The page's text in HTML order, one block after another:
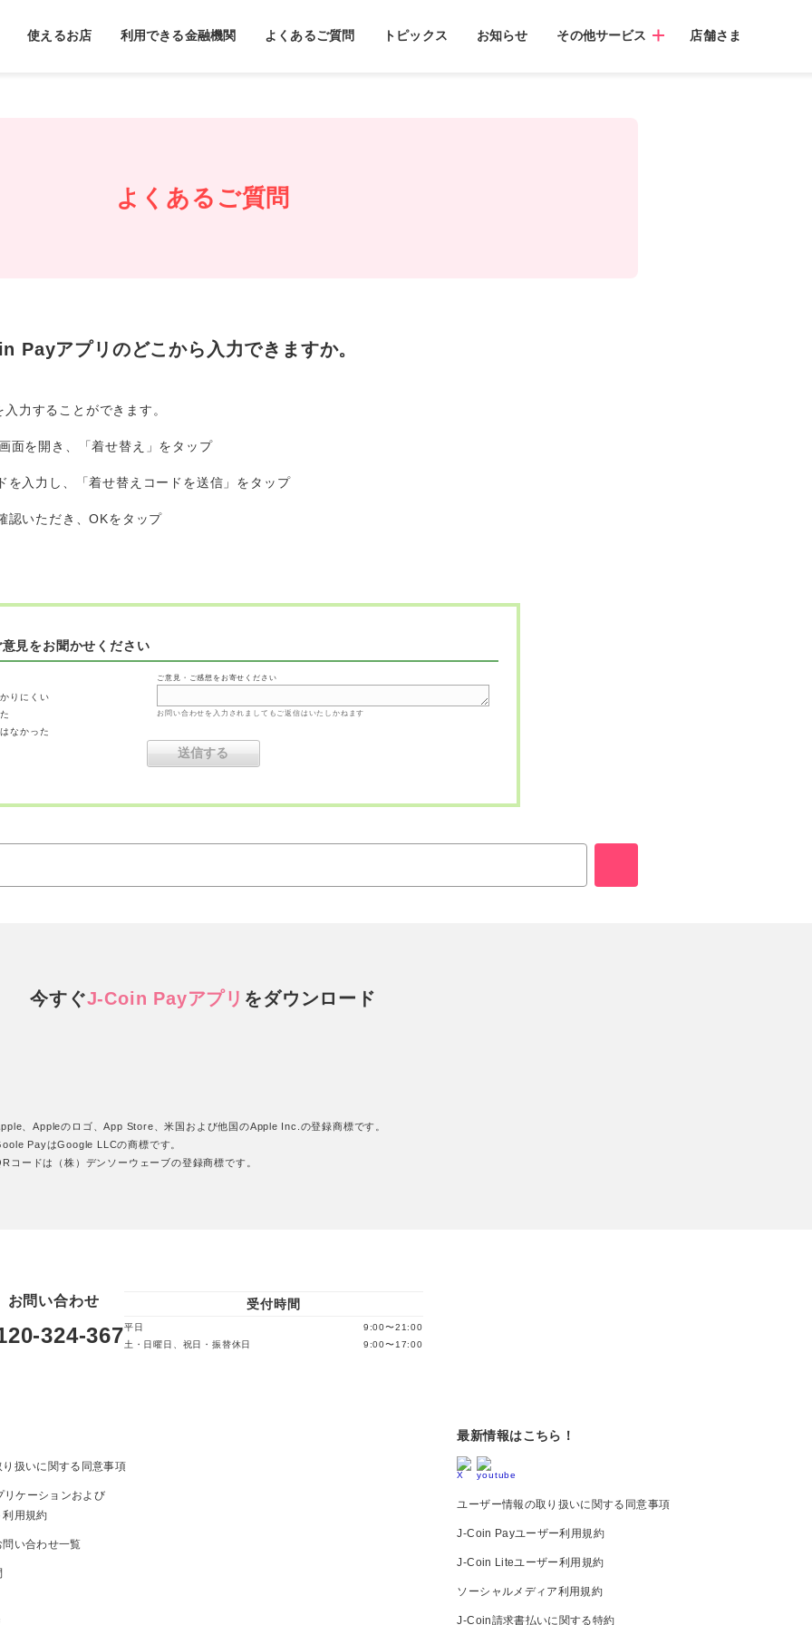
使えるお店 利用できる金融機関 よくあるご質問 トピックス お知らせ その他サービス 店舗さま
よくあるご質問
Payアプリのどこから入力できますか。
力することができます。
面を開き、「着せ替え」をタップ
を入力し、「着せ替えコードを送信」をタップ
認いただき、OKをタップ
見をお聞かせください
りにくい
なかった
ご意見・ご感想をお寄せください
お問い合わせを入力されましてもご返信はいたしかねます
今すぐJ-Coin Payアプリ をダウンロード
、Appleのロゴ、App Store、米国および他国のApple Inc.の登録商標です。
PayはGoogle LLCの商標です。
コードは（株）デンソーウェーブの登録商標です。
お問い合わせ
324-367
受付時間
平日
9:00〜21:00
土・日曜日、祝日・振替休日
9:00〜17:00
扱いに関する同意事項
ケーションおよび
用規約
い合わせ一覧
最新情報はこちら！
ユーザー情報の取り扱いに関する同意事項
J-Coin Payユーザー利用規約
J-Coin Liteユーザー利用規約
ソーシャルメディア利用規約
J-Coin請求書払いに関する特約